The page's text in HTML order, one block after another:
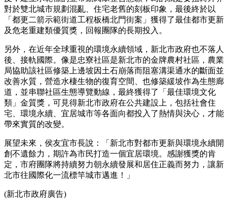
對於雙北城市規劃混亂、住宅老舊的刻板印象，最後終於以
「都更二箭示範街道工程板橋北門街案」獲得了最佳都市更新
及危老重建類優質獎，回報團隊的長期投入。
另外，在近年全球重視的環境永續領域，新北市政府也不落人
後、接軌國際。像是忠寮社區是新北市的金牌農村社區，農業
局協助該社區修築上邊坡因土石崩落而阻塞溝渠通水的斷面並
改善水質，營造水棲生物的復育空間、也修築緩坡作為生態廊
道，並串聯社區生態導覽動線，最終獲得了「最佳環境文化
類」金質獎，可見得新北市政府在公共建設上，包括社會住
宅、環境永續、宜居城市等各面向都投入了熱情與決心，才能
帶來實質的改變。
展望未來，侯友宜市長說：「新北市對都市更新與環境永續開
創不遺餘力，期許為市民打造一個宜居環境。感謝獲獎的肯
定，市府團隊將持續努力朝永續發展和居住正義而努力，讓新
北市往國際化一流標竿城市邁進！」
(新北市政府廣告)